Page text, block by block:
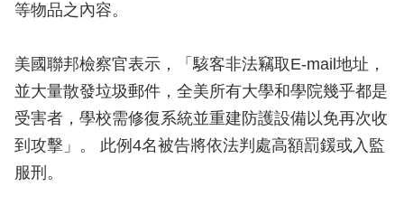
等物品之內容。
美國聯邦檢察官表示，「駭客非法竊取E-mail地址，
並大量散發垃圾郵件，全美所有大學和學院幾乎都是
受害者，學校需修復系統並重建防護設備以免再次收
到攻擊」。 此例4名被告將依法判處高額罰鍰或入監
服刑。